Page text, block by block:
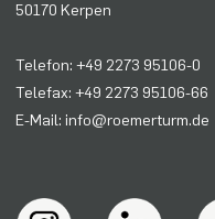
50170 Kerpen
Telefon: +49 2273 95106-0
Telefax: +49 2273 95106-66
E-Mail: info@roemerturm.de